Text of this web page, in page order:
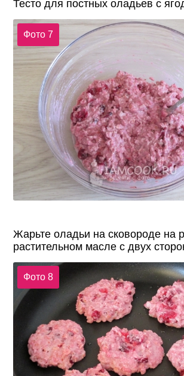
Тесто для постных оладьев с
Фото 7
Жарьте оладьи на сковороде на
растительном масле с двух
Фото 8